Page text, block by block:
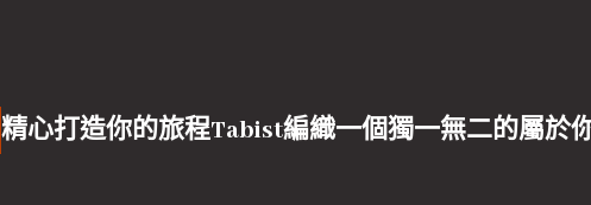
精心打造你的旅程Tabist編織一個獨一無二的屬於